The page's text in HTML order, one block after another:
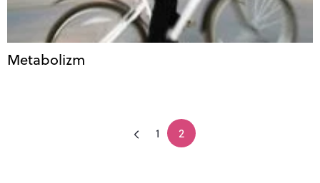
Metabolizm
1 2